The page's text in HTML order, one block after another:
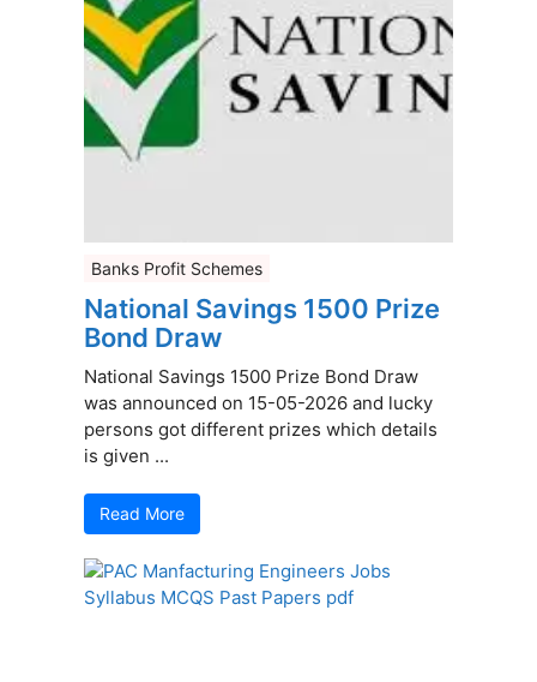
Banks Profit Schemes
National Savings 1500 Prize
Bond Draw
National Savings 1500 Prize Bond Draw
was announced on 15-05-2026 and lucky
persons got different prizes which details
is given ...
Read More